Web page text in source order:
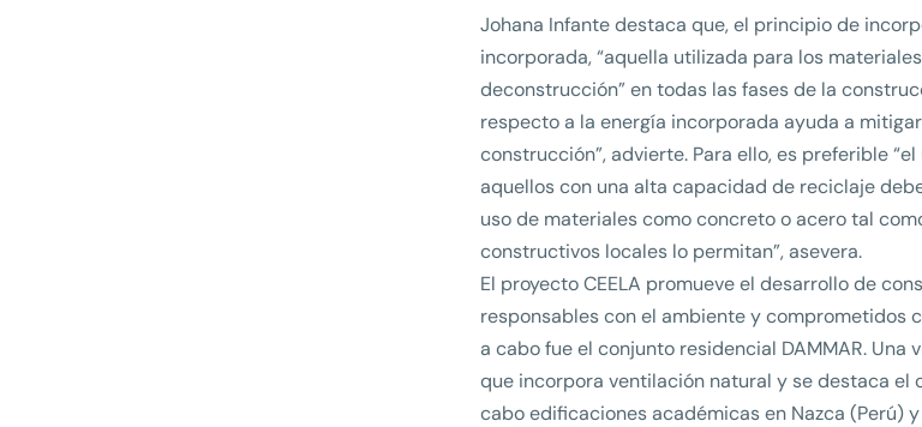
Johana Infante destaca que, el principio de
incorporada, “aquella utilizada para los
deconstrucción” en todas las fases de la
respecto a la energía incorporada ayuda a
construcción”, advierte. Para ello, es preferible
aquellos con una alta capacidad de reciclaje
uso de materiales como concreto o acero tal
constructivos locales lo permitan”, asevera.
El proyecto CEELA promueve el desarrollo de
responsables con el ambiente y comprometidos
a cabo fue el conjunto residencial DAMMAR.
que incorpora ventilación natural y se destaca el
cabo edificaciones académicas en Nazca (Perú)